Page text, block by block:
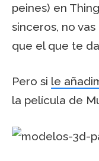
peines) en
sinceros, no
que el que te
Pero si le
la película de